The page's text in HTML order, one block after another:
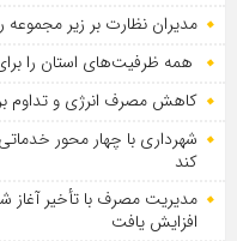
مدیران نظارت بر زیر مجموعه
همه ظرفیت‌های استان را
کاهش مصرف انرژی و تداوم
شهرداری با چهار محور
کند
مدیریت مصرف با تأخیر
افزایش یافت